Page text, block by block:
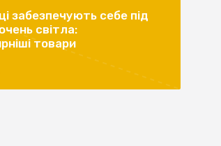
забезпечують себе під
світла:
товари